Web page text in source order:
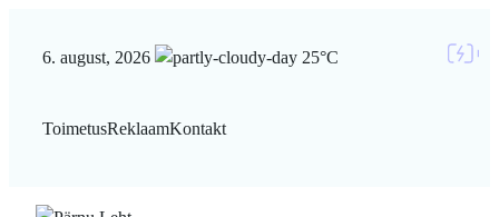
6. august, 2026 25°C
ToimetusReklaamKontakt